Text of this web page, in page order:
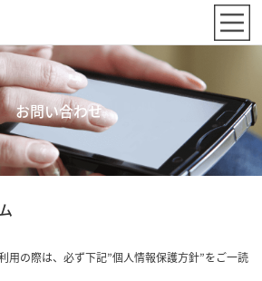
お問い合わせ
用の際は、必ず下記”個人情報保護方針”をご一読